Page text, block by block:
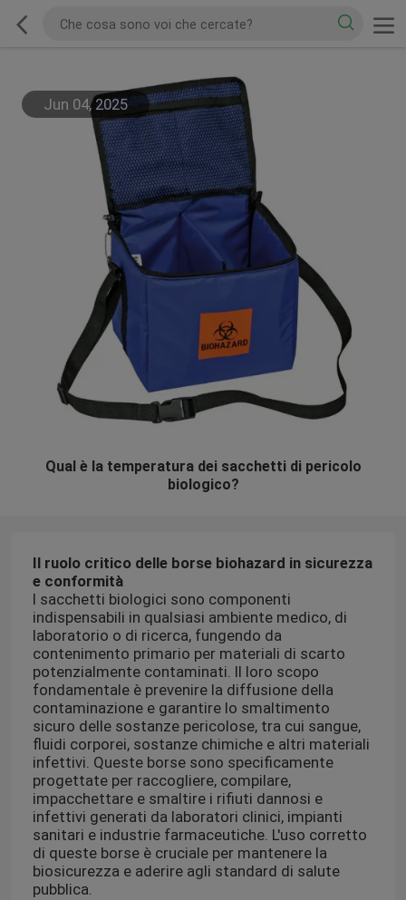
Jun 04, 2025
Qual è la temperatura dei sacchetti di pericolo
biologico?
Il ruolo critico delle borse biohazard in sicurezza
e conformità
I sacchetti biologici sono componenti
indispensabili in qualsiasi ambiente medico, di
laboratorio o di ricerca, fungendo da
contenimento primario per materiali di scarto
potenzialmente contaminati. Il loro scopo
fondamentale è prevenire la diffusione della
contaminazione e garantire lo smaltimento
sicuro delle sostanze pericolose, tra cui sangue,
fluidi corporei, sostanze chimiche e altri materiali
infettivi. Queste borse sono specificamente
progettate per raccogliere, compilare,
impacchettare e smaltire i rifiuti dannosi e
infettivi generati da laboratori clinici, impianti
sanitari e industrie farmaceutiche. L'uso corretto
di queste borse è cruciale per mantenere la
biosicurezza e aderire agli standard di salute
pubblica.